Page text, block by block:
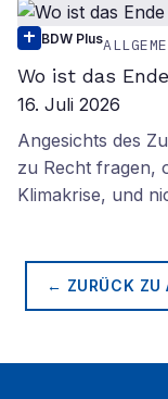
BDW Plus
Wo ist das
16. Juli 2026
Angesichts des
zu Recht fragen,
Klimakrise, und
← ZURÜCK ZU